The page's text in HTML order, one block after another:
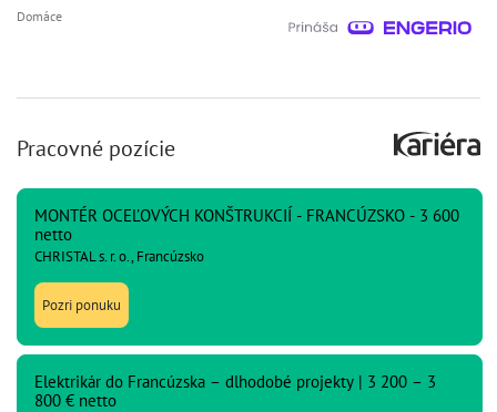
Domáce
Pracovné pozície
MONTÉR OCEĽOVÝCH KONŠTRUKCIÍ - FRANCÚZSKO - 3 600
netto
CHRISTAL s. r. o., Francúzsko
Pozri ponuku
Elektrikár do Francúzska – dlhodobé projekty | 3 200 – 3
800 € netto